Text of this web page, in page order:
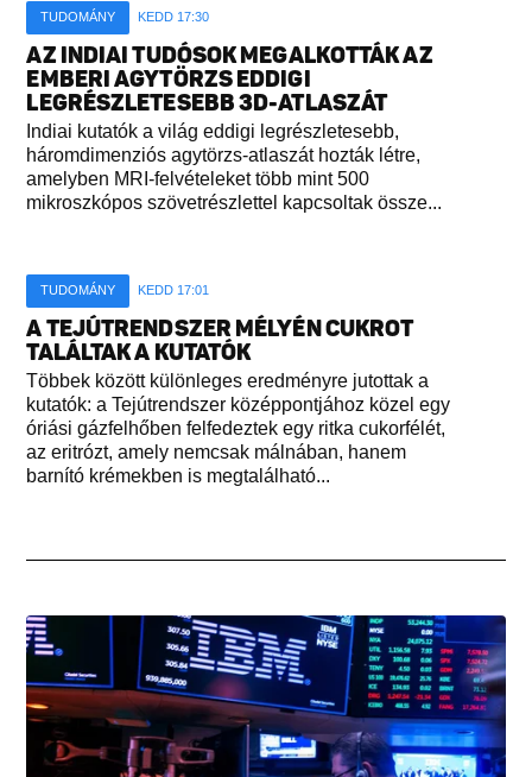
TUDOMÁNY KEDD 17:30
AZ INDIAI TUDÓSOK MEGALKOTTÁK AZ
EMBERI AGYTÖRZS EDDIGI
LEGRÉSZLETESEBB 3D-ATLASZÁT
Indiai kutatók a világ eddigi legrészletesebb,
háromdimenziós agytörzs-atlaszát hozták létre,
amelyben MRI-felvételeket több mint 500
mikroszkópos szövetrészlettel kapcsoltak össze...
TUDOMÁNY KEDD 17:01
A TEJÚTRENDSZER MÉLYÉN CUKROT
TALÁLTAK A KUTATÓK
Többek között különleges eredményre jutottak a
kutatók: a Tejútrendszer középpontjához közel egy
óriási gázfelhőben felfedeztek egy ritka cukorfélét,
az eritrózt, amely nemcsak málnában, hanem
barnító krémekben is megtalálható...